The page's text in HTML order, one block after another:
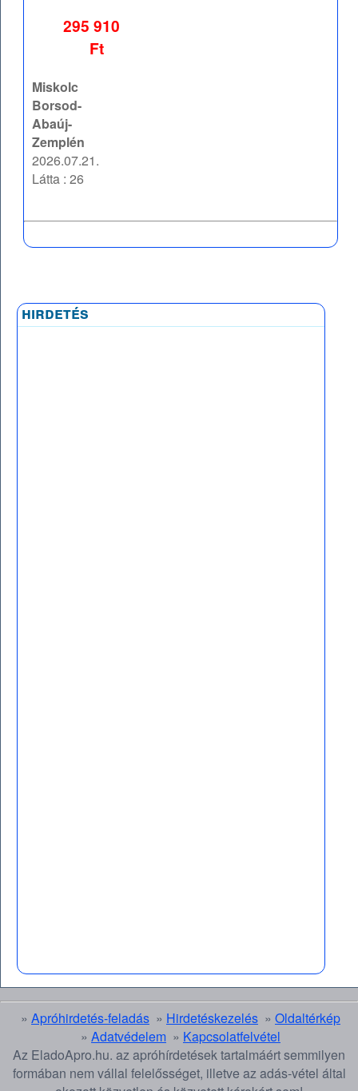
295 910
Ft
Miskolc
Borsod-
Abaúj-
Zemplén
2026.07.21.
Látta : 26
hirdetés
» Apróhirdetés-feladás » Hirdetéskezelés » Oldaltérkép
» Adatvédelem » Kapcsolatfelvétel
Az EladoApro.hu. az apróhírdetések tartalmáért semmilyen
formában nem vállal felelősséget, illetve az adás-vétel által